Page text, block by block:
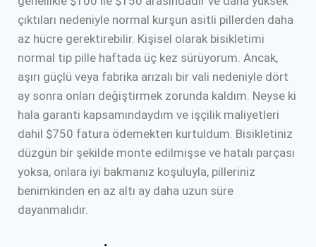
çıktıları nedeniyle normal kurşun asitli pillerden daha
az hücre gerektirebilir. Kişisel olarak bisikletimi
normal tip pille haftada üç kez sürüyorum. Ancak,
aşırı güçlü veya fabrika arızalı bir vali nedeniyle dört
ay sonra onları değiştirmek zorunda kaldım. Neyse ki
hala garanti kapsamındaydım ve işçilik maliyetleri
dahil $750 fatura ödemekten kurtuldum. Bisikletiniz
düzgün bir şekilde monte edilmişse ve hatalı parçası
yoksa, onlara iyi bakmanız koşuluyla, pilleriniz
benimkinden en az altı ay daha uzun süre
dayanmalıdır.